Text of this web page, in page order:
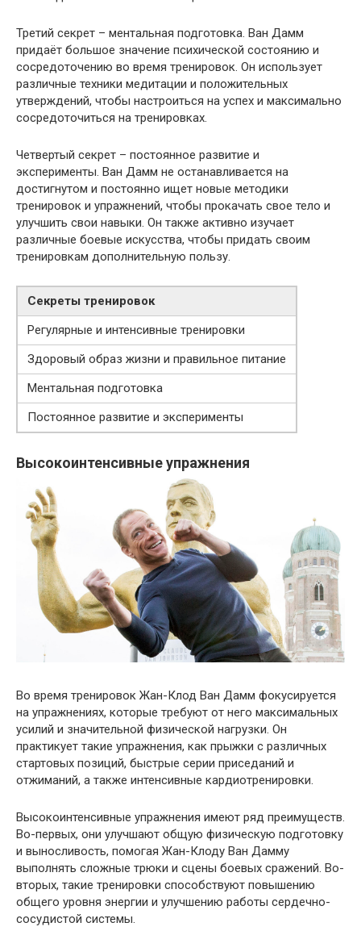
Третий секрет – ментальная подготовка. Ван Дамм
придаёт большое значение психической состоянию и
сосредоточению во время тренировок. Он использует
различные техники медитации и положительных
утверждений, чтобы настроиться на успех и максимально
сосредоточиться на тренировках.
Четвертый секрет – постоянное развитие и
эксперименты. Ван Дамм не останавливается на
достигнутом и постоянно ищет новые методики
тренировок и упражнений, чтобы прокачать свое тело и
улучшить свои навыки. Он также активно изучает
различные боевые искусства, чтобы придать своим
тренировкам дополнительную пользу.
Секреты тренировок
Регулярные и интенсивные тренировки
Здоровый образ жизни и правильное питание
Ментальная подготовка
Постоянное развитие и эксперименты
Высокоинтенсивные упражнения
Во время тренировок Жан-Клод Ван Дамм фокусируется
на упражнениях, которые требуют от него максимальных
усилий и значительной физической нагрузки. Он
практикует такие упражнения, как прыжки с различных
стартовых позиций, быстрые серии приседаний и
отжиманий, а также интенсивные кардиотренировки.
Высокоинтенсивные упражнения имеют ряд преимуществ.
Во-первых, они улучшают общую физическую подготовку
и выносливость, помогая Жан-Клоду Ван Дамму
выполнять сложные трюки и сцены боевых сражений. Во-
вторых, такие тренировки способствуют повышению
общего уровня энергии и улучшению работы сердечно-
сосудистой системы.